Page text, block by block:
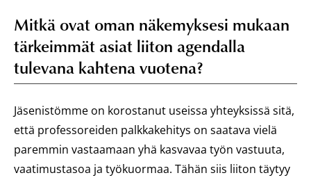
Mitkä ovat oman näkemyksesi mukaan
tärkeimmät asiat liiton agendalla
tulevana kahtena vuotena?
Jäsenistömme on korostanut useissa yhteyksissä sitä,
että professoreiden palkkakehitys on saatava vielä
paremmin vastaamaan yhä kasvavaa työn vastuuta,
vaatimustasoa ja työkuormaa. Tähän siis liiton täytyy